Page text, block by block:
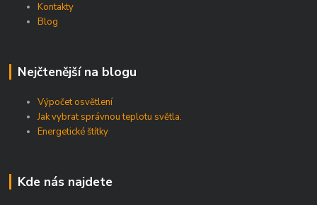
Kontakty
Blog
Nejčtenější na blogu
Výpočet osvětlení
Jak vybrat správnou teplotu světla.
Energetické štítky
Kde nás najdete